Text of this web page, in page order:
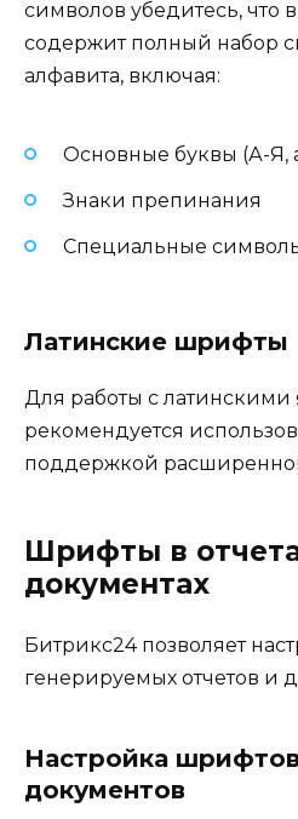
символов убедитесь,
содержит полный набор
алфавита, включая:
Основные буквы (А-Я,
Знаки препинания
Специальные
Латинские шрифты
Для работы с латинскими
рекомендуется
поддержкой
Шрифты в
документах
Битрикс24 позволяет
генерируемых отчетов и
Настройка
документов